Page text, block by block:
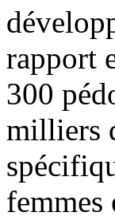
rapport
300
milliers
femmes